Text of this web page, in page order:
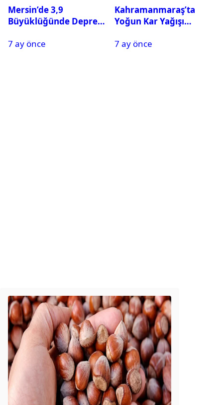
Mersin’de 3,9
Büyüklüğünde Deprem
7 ay önce
Kahramanmaraş’ta
Yoğun Kar Yağışı
Tatil
7 ay önce